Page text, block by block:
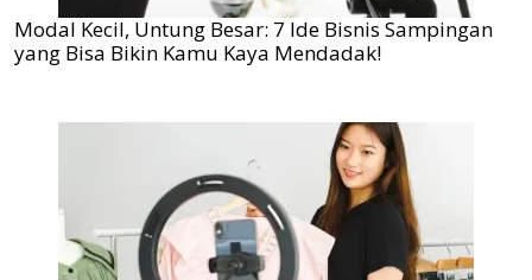
Modal Kecil, Untung Besar: 7 Ide Bisnis Sampingan
yang Bisa Bikin Kamu Kaya Mendadak!